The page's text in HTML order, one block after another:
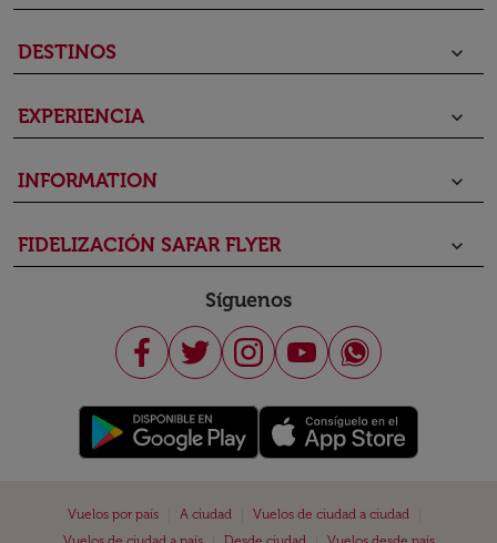
DESTINOS keyboard_arrow_down
EXPERIENCIA keyboard_arrow_down
INFORMATION keyboard_arrow_down
FIDELIZACIÓN SAFAR FLYER keyboard_arrow_down
Síguenos
Vuelos por país A ciudad Vuelos de ciudad a ciudad